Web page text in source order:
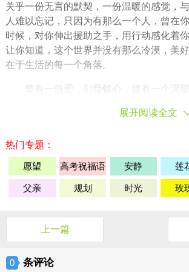
关乎一份无言的默契，一份温暖的感觉，与
人难以忘记，只因为有那么一个人，曾在
时候，对你伸出援助之手，用行动感化着
让你知道，这个世界并没有那么冷漠，美
在于生活的每一个角落。
曾有一份爱，刻骨铭心，曾有一个渴
，你曾说，爱如流星一般璀璨，却又如
短暂的时光里把一颗心交给另外一颗心，对
誓言，一场流星雨，一段浪漫的邂逅
，和
星下许愿的那一刻，多么希望时间能够定
放开，紧紧相连的心不会分开，而我却低
一击之下，就有多少破绽，两个人
相遇、
有多么的不易，得到爱情的人，却不
伤的人，再也没有能力去爱一个人，唯有
展开阅读全文
热门专题：
愿望 高考祝福语 安静 莲
父亲 规划 时光 玫
上一篇
0 条评论